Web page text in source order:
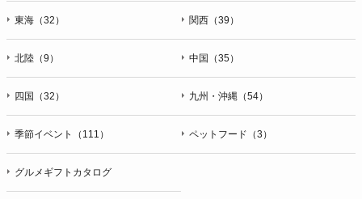
東海（32） 関西（39）
北陸（9） 中国（35）
四国（32） 九州・沖縄（54）
季節イベント（111） ペットフード（3）
グルメギフトカタログ